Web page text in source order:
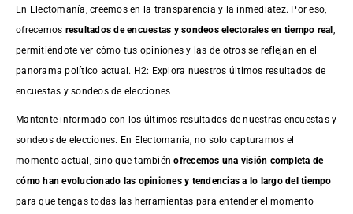
En Electomanía, creemos en la transparencia y la inmediatez. Por eso,
ofrecemos resultados deencuestas y sondeos electorales en tiempo real ,
permitiéndote ver cómo tus opiniones y las de otros se reflejan en el
panorama político actual. H2: Explora nuestros últimos resultados de
encuestas y sondeos de elecciones
Mantente informado con los últimos resultados de nuestras encuestasy
sondeos de elecciones. En Electomania, no solo capturamos el
momento actual, sino que tambiénofrecemos una visión completa de
cómo han evolucionado las opiniones y tendencias a lo largo del tiempo
para que tengas todas las herramientas para entender el momento